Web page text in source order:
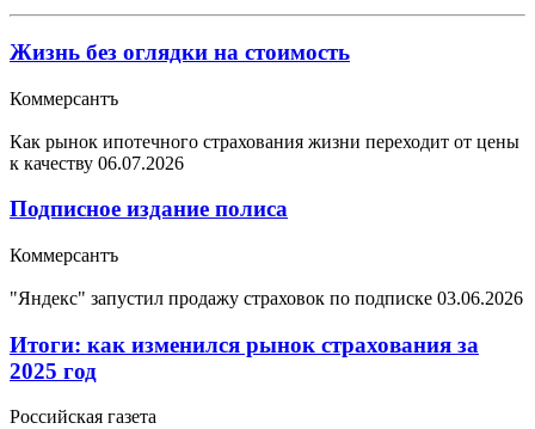
Жизнь без оглядки на стоимость
Коммерсантъ
Как рынок ипотечного страхования жизни переходит от цены
к качеству 06.07.2026
Подписное издание полиса
Коммерсантъ
"Яндекс" запустил продажу страховок по подписке 03.06.2026
Итоги: как изменился рынок страхования за
2025 год
Российская газета